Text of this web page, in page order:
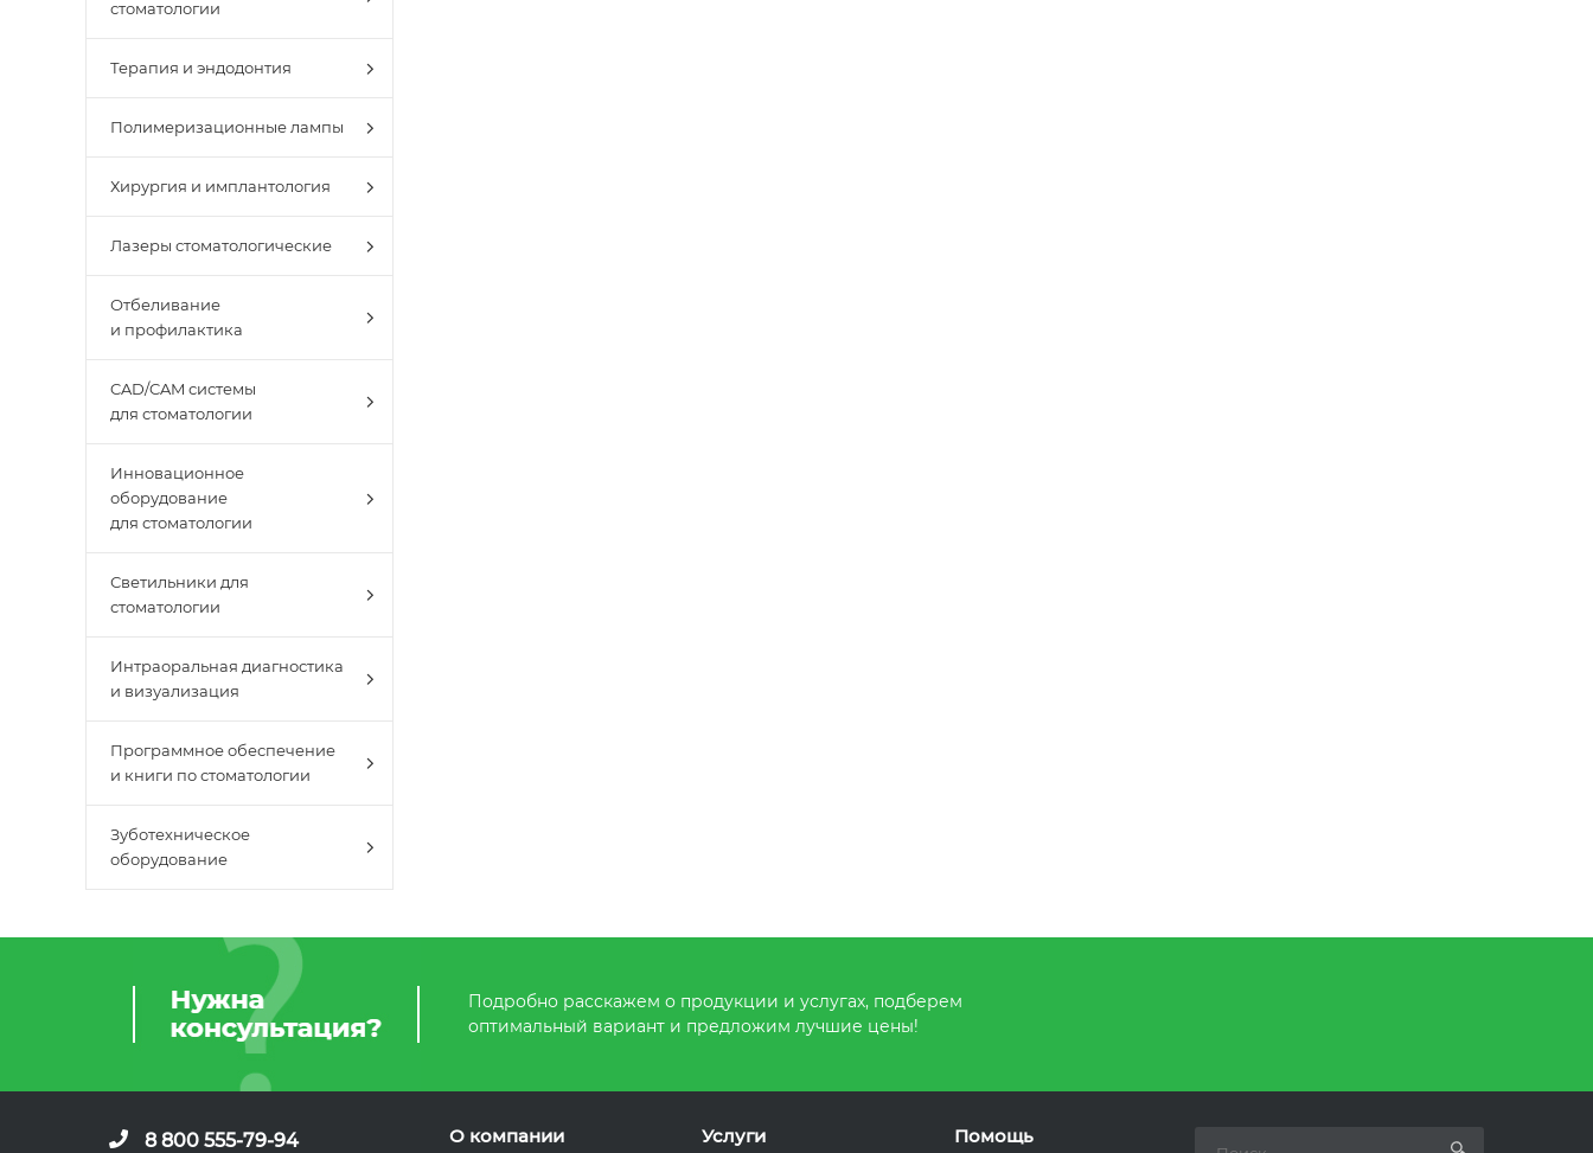
стоматологии
Терапия и эндодонтия
Полимеризационные лампы
Хирургия и имплантология
Лазеры стоматологические
Отбеливание
и профилактика
CAD/CAM системы
для стоматологии
Инновационное
оборудование
для стоматологии
Светильники для
стоматологии
Интраоральная диагностика
и визуализация
Программное обеспечение
и книги по стоматологии
Зуботехническое
оборудование
Подробно расскажем о продукции и услугах, подберем
оптимальный вариант и предложим лучшие цены!
8 800 555-79-94 О компании Услуги Помощь